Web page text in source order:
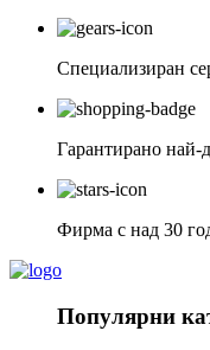
Специализиран
Гарантирано най-
Фирма с над 30
Популярни